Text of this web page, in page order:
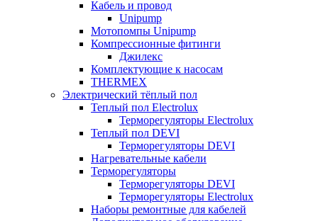
Кабель и провод
Unipump
Мотопомпы Unipump
Компрессионные фитинги
Джилекс
Комплектующие к насосам
THERMEX
Электрический тёплый пол
Теплый пол Electrolux
Терморегуляторы Electrolux
Теплый пол DEVI
Терморегуляторы DEVI
Нагревательные кабели
Терморегуляторы
Терморегуляторы DEVI
Терморегуляторы Electrolux
Наборы ремонтные для кабелей